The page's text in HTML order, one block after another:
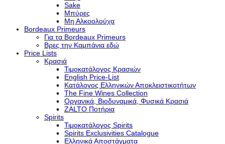
Sake
Μπύρες
Μη Αλκοολούχα
Bordeaux Primeurs
Για τα Bordeaux Primeurs
Βρες την Καμπάνια εδώ
Price Lists
Κρασιά
Τιμοκατάλογος Κρασιών
English Price-List
Κατάλογος Ελληνικών Αποκλειστικοτήτων
The Fine Wines Collection
Οργανικά, Βιοδυναμικά, Φυσικά Κρασιά
ZALTO Ποτήρια
Spirits
Τιμοκατάλογος Spirits
Spirits Exclusivities Catalogue
Ελληνικά Αποστάγματα